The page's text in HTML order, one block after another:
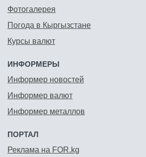
Фотогалерея
Погода в Кыргызстане
Курсы валют
ИНФОРМЕРЫ
Информер новостей
Информер валют
Информер металлов
ПОРТАЛ
Реклама на FOR.kg